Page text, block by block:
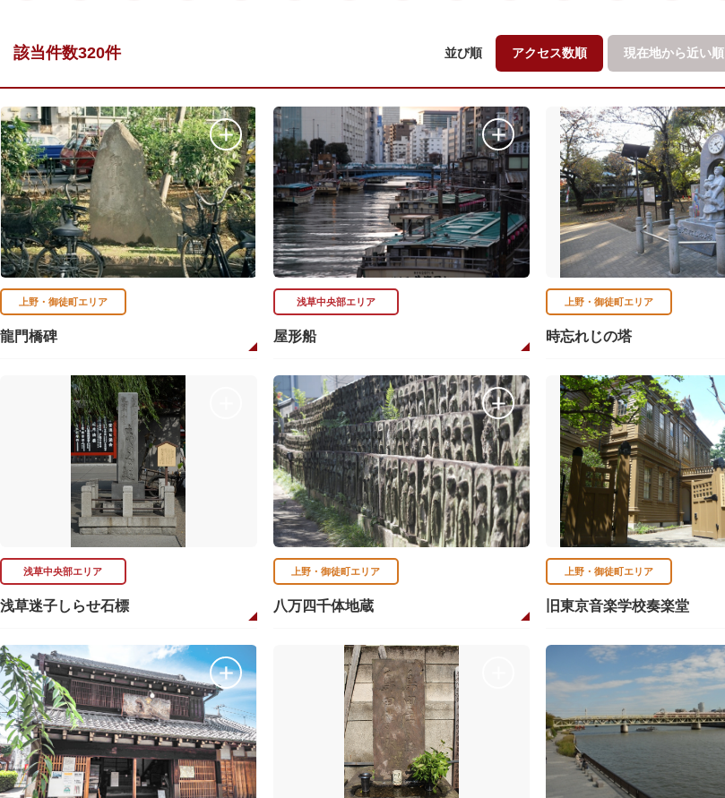
該当件数320件 並び順 アクセス数順 現在地から近い順
上野・御徒町エリア
龍門橋碑
浅草中央部エリア
屋形船
上野・御徒町エリア
時忘れじの塔
浅草中央部エリア
浅草迷子しらせ石標
上野・御徒町エリア
八万四千体地蔵
上野・御徒町エリア
旧東京音楽学校奏楽堂